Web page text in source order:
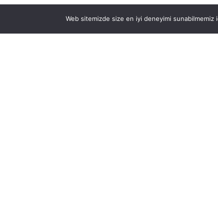
Web sitemizde size en iyi deneyimi sunabilmemiz